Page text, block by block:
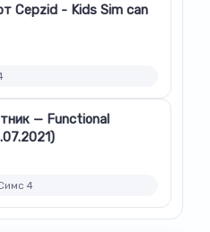
Cepzid - Kids Sim can
— Functional
4